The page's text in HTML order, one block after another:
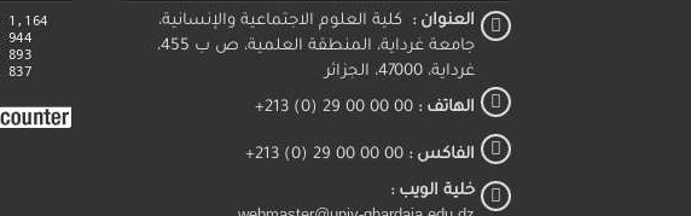
العنوان : كلية العلوم الاجتماعية والإنسانية،
جامعة غرداية، المنطقة العلمية، ص ب 455،
غرداية، 47000، الجزائر
الهاتف : 00 00 00 29 (0) 213+
الفاكس : 00 00 00 29 (0) 213+
خلية الويب :